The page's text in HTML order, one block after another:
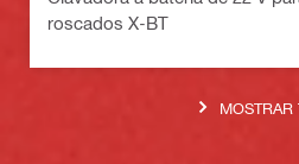
roscados X-BT
MOSTRAR